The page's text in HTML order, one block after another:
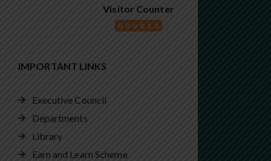
Visitor Counter
000013
IMPORTANT LINKS
Executive Council
Departments
Library
Earn and Learn Scheme